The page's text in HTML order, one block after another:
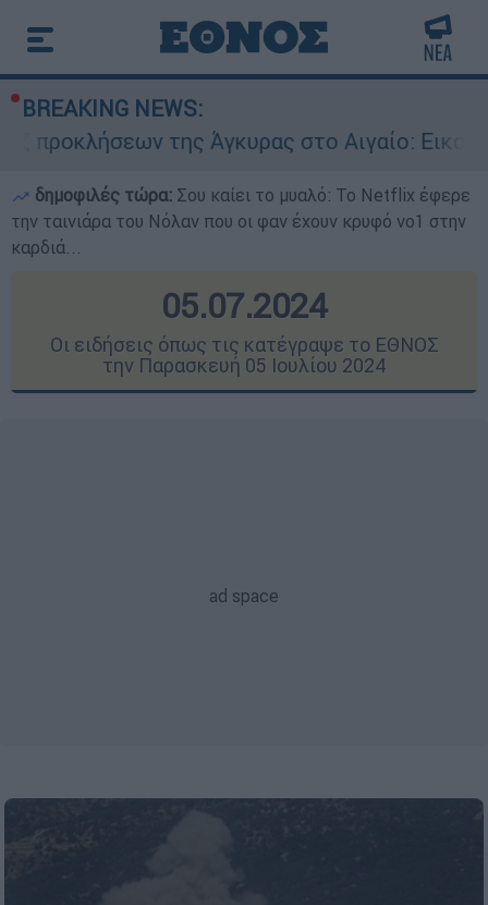
BREAKING NEWS:
Άγκυρας στο Αιγαίο: Εικονική αερομαχία
δημοφιλές τώρα: Σου καίει το μυαλό: Το Netflix έφερε
την ταινιάρα του Νόλαν που οι φαν έχουν κρυφό νο1 στην
καρδιά...
05.07.2024
Οι ειδήσεις όπως τις κατέγραψε το ΕΘΝΟΣ
την Παρασκευή 05 Ιουλίου 2024